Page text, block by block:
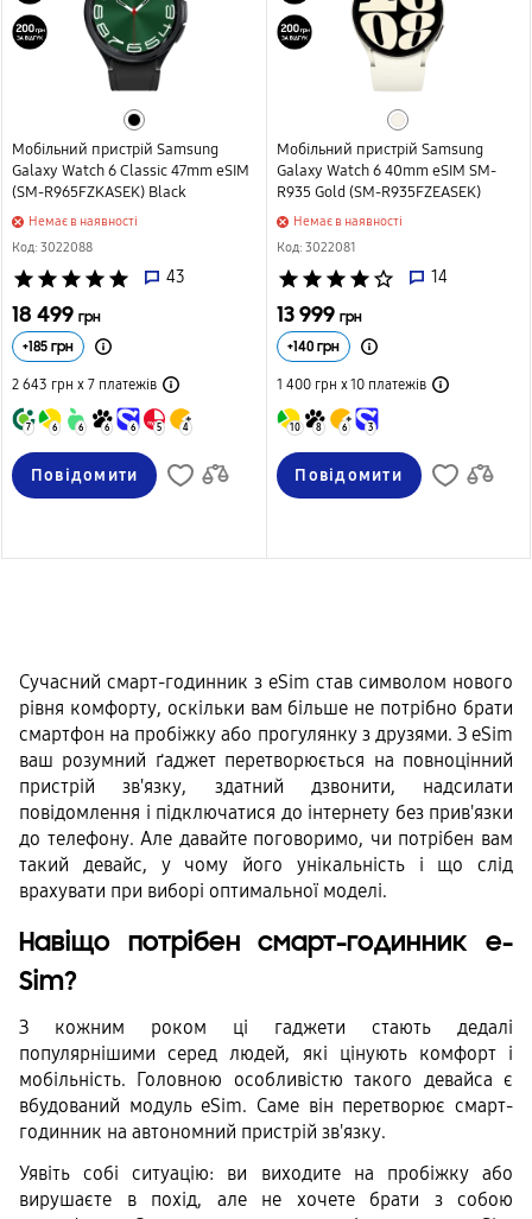
Мобільний пристрій Samsung
Galaxy Watch 6 Classic 47mm eSIM
(SM-R965FZKASEK) Black
Немає в наявності
Код: 3022088
star star star star star 43
18 499 грн
+185 грн
2 643 грн х 7 платежів
7 6 6 6 6 5 4
Повідомити
Мобільний пристрій Samsung
Galaxy Watch 6 40mm eSIM SM-
R935 Gold (SM-R935FZEASEK)
Немає в наявності
Код: 3022081
star star star star star_border 14
13 999 грн
+140грн
1 400 грн х 10платежів
10 8 6 3
Повідомити
Сучасний смарт-годинник з eSim став символом нового
рівня комфорту, оскільки вам більше не потрібно брати
смартфон на пробіжку або прогулянку з друзями. З eSim
ваш розумний ґаджет перетворюється на повноцінний
пристрій зв'язку, здатний дзвонити, надсилати
повідомлення і підключатися до інтернету без прив'язки
до телефону. Але давайте поговоримо, чи потрібен вам
такий девайс, у чому його унікальність і що слід
врахувати при виборі оптимальної моделі.
Навіщо потрібен смарт-годинник e-
Sim?
З кожним роком ці гаджети стають дедалі
популярнішими серед людей, які цінують комфорт і
мобільність. Головною особливістю такого девайса є
вбудований модуль eSim. Саме він перетворює смарт-
годинник на автономний пристрій зв'язку.
Уявіть собі ситуацію: ви виходите на пробіжку або
вирушаєте в похід, але не хочете брати з собою